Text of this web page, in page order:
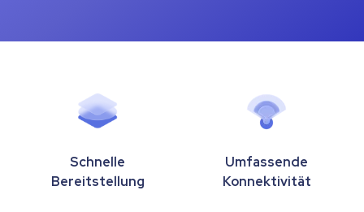
Schnelle
Bereitstellung
Umfassende
Konnektivität